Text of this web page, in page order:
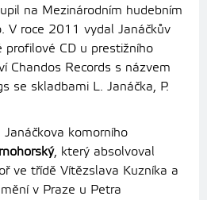
na Mezinárodním hudebním
V roce 2011 vydal Janáčkův
profilové CD u prestižního
Chandos Records s názvem
se skladbami L. Janáčka, P.
komorního
, který absolvoval
ve třídě Vítězslava Kuzníka a
v Praze u Petra